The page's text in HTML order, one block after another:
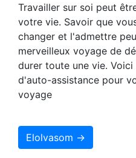
Travailler sur soi peut
votre vie. Savoir que
changer et l'admettre
merveilleux voyage de
durer toute une vie.
d'auto-assistance pour
voyage
Elolvasom →